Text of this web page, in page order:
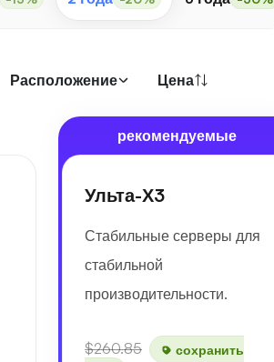
Расположение Цена
рекомендуемые
Ульта-Х3
Стабильные серверы для
стабильной
производительности.
$260.85
сохранить